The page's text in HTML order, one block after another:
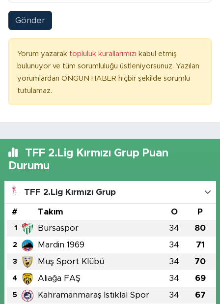
Gönder
Yorum yazarak topluluk kurallarımızı kabul etmiş
bulunuyor ve tüm sorumluluğu üstleniyorsunuz. Yazılan
yorumlardan ONGUN HABER hiçbir şekilde sorumlu
tutulamaz.
TFF 2.Lig Kırmızı Grup Puan
Durumu
TFF 2.Lig Kırmızı Grup
# Takım O P
1 Bursaspor 34 80
2 Mardin 1969 34 71
3 Muş Sport Klübü 34 70
4 Aliağa FAŞ 34 69
5 Kahramanmaraş İstiklal Spor 34 67